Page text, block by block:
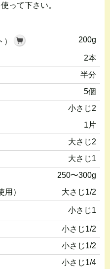
って下さい。
） 200g
2本
半分
5個
小さじ2
1片
大さじ2
大さじ1
250〜300g
）
大さじ1/2
小さじ1
小さじ1/2
小さじ1/2
小さじ1/4